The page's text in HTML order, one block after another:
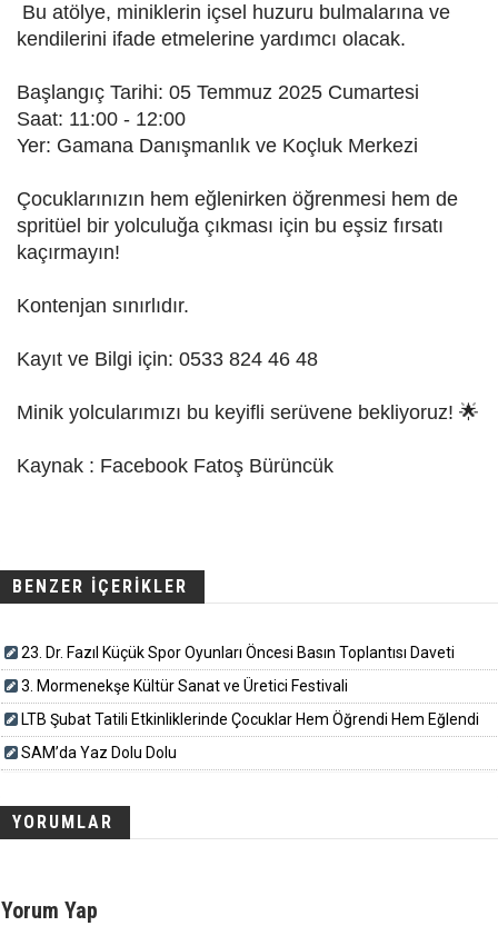
Bu atölye, miniklerin içsel huzuru bulmalarına ve
kendilerini ifade etmelerine yardımcı olacak.
Başlangıç Tarihi: 05 Temmuz 2025 Cumartesi
Saat: 11:00 - 12:00
Yer: Gamana Danışmanlık ve Koçluk Merkezi
Çocuklarınızın hem eğlenirken öğrenmesi hem de
spritüel bir yolculuğa çıkması için bu eşsiz fırsatı
kaçırmayın!
Kontenjan sınırlıdır.
Kayıt ve Bilgi için: 0533 824 46 48
Minik yolcularımızı bu keyifli serüvene bekliyoruz! 🌟
Kaynak : Facebook Fatoş Bürüncük
BENZER İÇERİKLER
23. Dr. Fazıl Küçük Spor Oyunları Öncesi Basın Toplantısı Daveti
3. Mormenekşe Kültür Sanat ve Üretici Festivali
LTB Şubat Tatili Etkinliklerinde Çocuklar Hem Öğrendi Hem Eğlendi
SAM’da Yaz Dolu Dolu
YORUMLAR
Yorum Yap